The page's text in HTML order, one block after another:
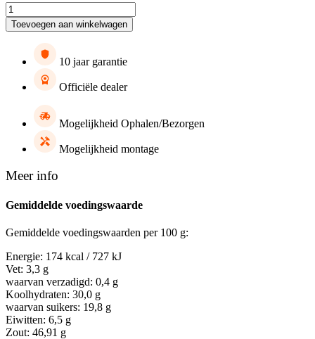
Born
to
be
hoeveelheid
Toevoegen aan winkelwagen
10 jaar garantie
Officiële dealer
Mogelijkheid Ophalen/Bezorgen
Mogelijkheid montage
Meer info
Gemiddelde voedingswaarde
Gemiddelde voedingswaarden per 100 g:
Energie: 174 kcal / 727 kJ
Vet: 3,3 g
waarvan verzadigd: 0,4 g
Koolhydraten: 30,0 g
waarvan suikers: 19,8 g
Eiwitten: 6,5 g
Zout: 46,91 g